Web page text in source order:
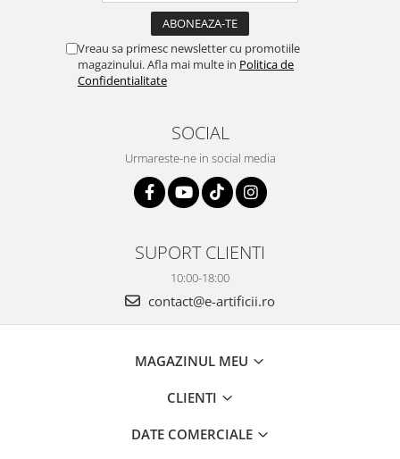
Vreau sa primesc newsletter cu promotiile
magazinului. Afla mai multe in Politica de
Confidentialitate
SOCIAL
Urmareste-ne in social media
SUPORT CLIENTI
10:00-18:00
contact@e-artificii.ro
MAGAZINUL MEU
CLIENTI
DATE COMERCIALE